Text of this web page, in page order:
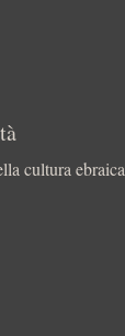
cultura ebraica